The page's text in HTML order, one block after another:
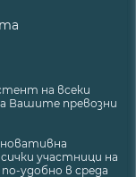
на всеки
Вашите превозни
участници на
удобно в среда